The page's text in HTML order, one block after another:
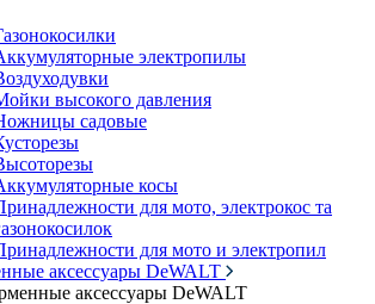
электропилы
высокого давления
садовые
косы
для мото, электрокос та
для мото и электропил
аксессуары DeWALT
аксессуары DeWALT